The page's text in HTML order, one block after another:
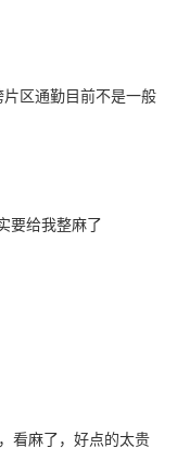
区通勤目前不是一般
要给我整麻了
看麻了，好点的太贵